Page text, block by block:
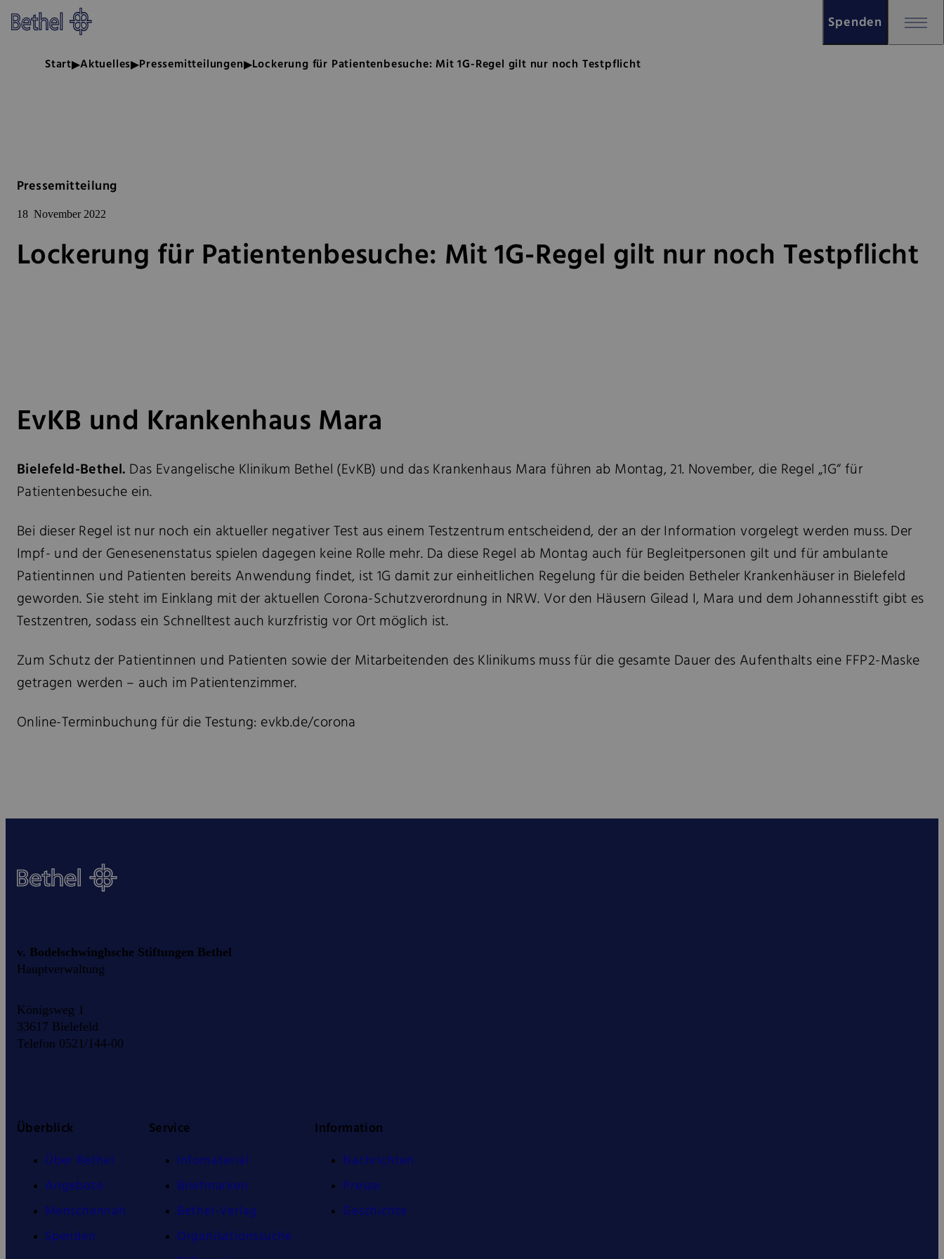
Zum Hauptinhalt springen
Zur Fußzeile springen
Spenden
Bethel - Lockerung für Patientenbesuche: Mit 1G-Regel gilt nur noch Testpflicht
Start Aktuelles Pressemitteilungen Lockerung für Patientenbesuche: Mit 1G-Regel gilt nur noch Testpflicht
Pressemitteilung
18 November 2022
Lockerung für Patientenbesuche: Mit 1G-Regel gilt nur noch Testpflicht
EvKB und Krankenhaus Mara
Bielefeld-Bethel. Das Evangelische Klinikum Bethel (EvKB) und das Krankenhaus Mara führen ab Montag, 21. November, die Regel „1G“ für
Patientenbesuche ein.
Bei dieser Regel ist nur noch ein aktueller negativer Test aus einem Testzentrum entscheidend, der an der Information vorgelegt werden muss. Der
Impf- und der Genesenenstatus spielen dagegen keine Rolle mehr. Da diese Regel ab Montag auch für Begleitpersonen gilt und für ambulante
Patientinnen und Patienten bereits Anwendung findet, ist 1G damit zur einheitlichen Regelung für die beiden Betheler Krankenhäuser in Bielefeld
geworden. Sie steht im Einklang mit der aktuellen Corona-Schutzverordnung in NRW. Vor den Häusern Gilead I, Mara und dem Johannesstift gibt es
Testzentren, sodass ein Schnelltest auch kurzfristig vor Ort möglich ist.
Zum Schutz der Patientinnen und Patienten sowie der Mitarbeitenden des Klinikums muss für die gesamte Dauer des Aufenthalts eine FFP2-Maske
getragen werden – auch im Patientenzimmer.
Online-Terminbuchung für die Testung: evkb.de/corona
v. Bodelschwinghsche Stiftungen Bethel
Hauptverwaltung
Königsweg 1
33617 Bielefeld
Telefon 0521/144-00
Überblick
Über Bethel
Angebote
Menschennah
Spenden
Service
Infomaterial
Briefmarken
Bethel-Verlag
Organisationssuche
Information
Nachrichten
Presse
Geschichte